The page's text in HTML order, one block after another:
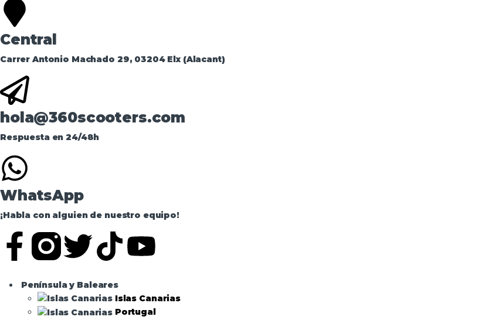
Central
Carrer Antonio Machado 29, 03204 Elx (Alacant)
hola@360scooters.com
Respuesta en 24/48h
WhatsApp
¡Habla con alguien de nuestro equipo!
Península y Baleares
Islas Canarias
Portugal